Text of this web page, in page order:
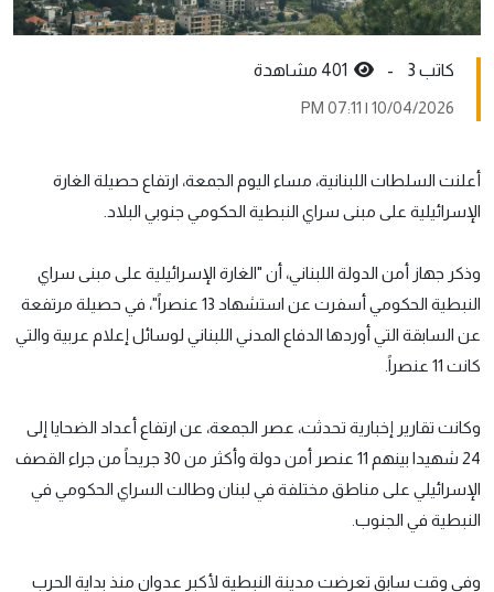
كاتب 3 -
10/04/2026 | 07:11 PM
أعلنت السلطات اللبنانية، مساء اليوم الجمعة، ارتفاع حصيلة الغارة
الإسرائيلية على مبنى سراي النبطية الحكومي جنوبي البلاد.
وذكر جهاز أمن الدولة اللبناني، أن "الغارة الإسرائيلية على مبنى سراي
النبطية الحكومي أسفرت عن استشهاد 13 عنصراً"، في حصيلة مرتفعة
عن السابقة التي أوردها الدفاع المدني اللبناني لوسائل إعلام عربية والتي
كانت 11 عنصراً.
وكانت تقارير إخبارية تحدثت، عصر الجمعة، عن ارتفاع أعداد الضحايا إلى
24 شهيدا بينهم 11 عنصر أمن دولة وأكثر من 30 جريحاً من جراء القصف
الإسرائيلي على مناطق مختلفة في لبنان وطالت السراي الحكومي في
النبطية في الجنوب.
وفي وقت سابق تعرضت مدينة النبطية لأكبر عدوان منذ بداية الحرب